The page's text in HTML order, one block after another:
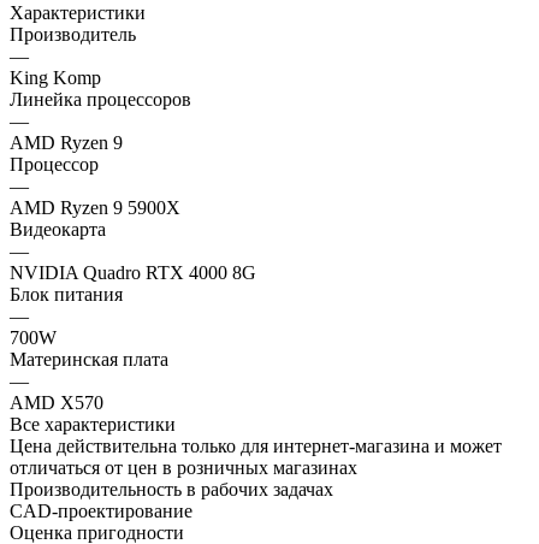
Характеристики
Производитель
—
King Komp
Линейка процессоров
—
AMD Ryzen 9
Процессор
—
AMD Ryzen 9 5900X
Видеокарта
—
NVIDIA Quadro RTX 4000 8G
Блок питания
—
700W
Материнская плата
—
AMD X570
Все характеристики
Цена действительна только для интернет-магазина и может
отличаться от цен в розничных магазинах
Производительность в рабочих задачах
CAD-проектирование
Оценка пригодности